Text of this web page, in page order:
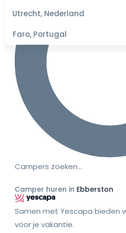
Utrecht, Nederland
Faro, Portugal
Campers zoeken…
Camper huren in Ebberston
Samen met Yescapa bieden
voor je vakantie.